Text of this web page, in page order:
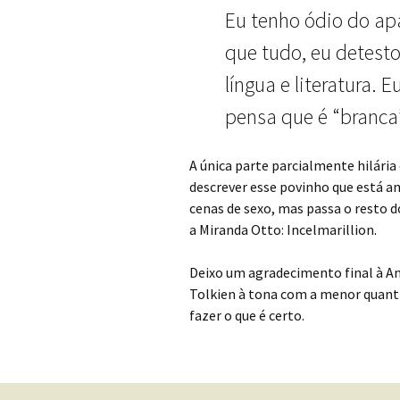
Eu tenho ódio do
que tudo, eu
língua e literatura.
pensa que é
A única parte parcialmente hilária
descrever esse povinho que está
cenas de sexo, mas passa o resto
a Miranda Otto: Incelmarillion.
Deixo um agradecimento final à
Tolkien à tona com a menor
fazer o que é certo.